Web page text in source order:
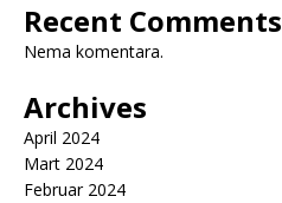
Recent Comments
Nema komentara.
Archives
April 2024
Mart 2024
Februar 2024